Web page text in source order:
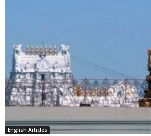
English Articles